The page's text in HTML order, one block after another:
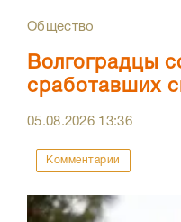
Общество
Волгоградцы
сработавших
05.08.2026 13:36
Комментарии